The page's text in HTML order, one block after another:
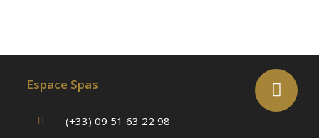
Espace Spas
(+33) 09 51 63 22 98